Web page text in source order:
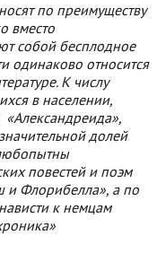
по преимуществу
вместо
собой бесплодное
одинаково относится
К числу
в населении,
«Александреида»,
долей
повестей и поэм
и Флорибелла», а по
к немцам